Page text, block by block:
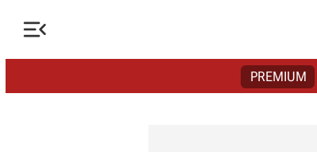

PREMIUM